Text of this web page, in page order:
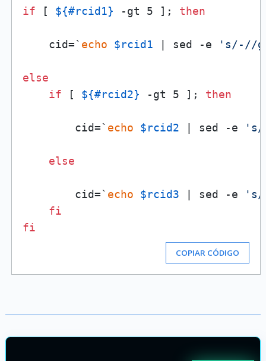
if [ ${#rcid1} -gt 5 ]; then
    cid=`
echo $rcid1 | sed -e 's/-//
else
if [ ${#rcid2} -gt 5 ]; then
        cid=`
echo $rcid2 | sed -e
else
        cid=`
echo $rcid3 | sed -e
fi
fi
COPIAR CÓDIGO